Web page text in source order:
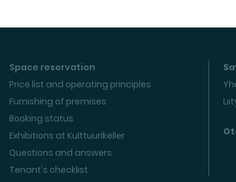
Space reservation
Price list and operating principles
Furnishing of premises
Booking status
Exhibitions at Kulttuurikeller
Questions and answers
Tenant's checklist